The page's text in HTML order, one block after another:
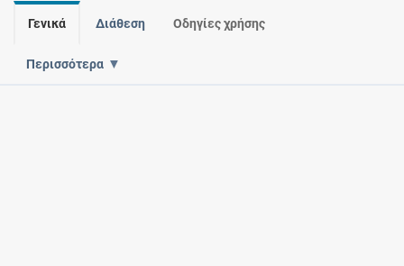
Γενικά Διάθεση Οδηγίες χρήσης
Περισσότερα